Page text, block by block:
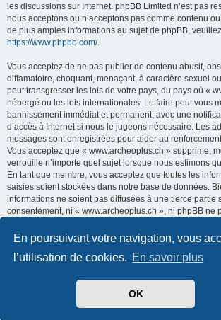
En poursuivant votre navigation, vous
l’utilisation de cookies. En savoir plus
OK
les discussions sur Internet. phpBB Limited n’est pas
nous acceptons ou n’acceptons pas comme contenu
de plus amples informations au sujet de phpBB,
https://www.phpbb.com/.
Vous acceptez de ne pas publier de contenu abusif,
diffamatoire, choquant, menaçant, à caractère sexuel
peut transgresser les lois de votre pays, du pays où «
hébergé ou les lois internationales. Le faire peut vous
bannissement immédiat et permanent, avec une
d’accès à Internet si nous le jugeons nécessaire. Les
messages sont enregistrées pour aider au
Vous acceptez que « www.archeoplus.ch » supprime,
verrouille n’importe quel sujet lorsque nous estimons
En tant que membre, vous acceptez que toutes les
saisies soient stockées dans notre base de données.
informations ne soient pas diffusées à une tierce partie
consentement, ni « www.archeoplus.ch », ni phpBB ne
comme responsables en cas de tentative de piratage
les données.
phpBB ® Forum Software ©
phpBB-fr.com